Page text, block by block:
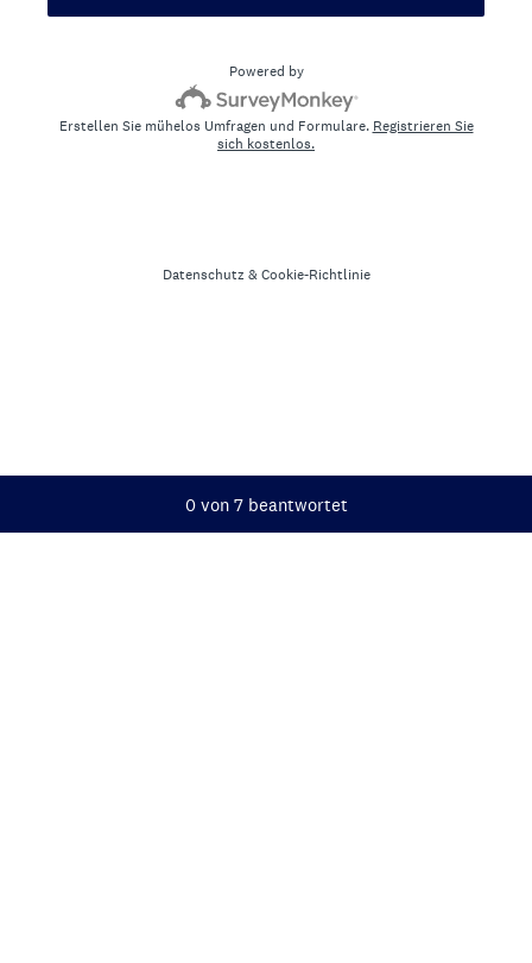
Aktueller Fortschritt,
0 von 7 beantwortet
Powered by
Erstellen Sie mühelos Umfragen und Formulare. Registrieren Sie
sich kostenlos.
Datenschutz & Cookie-Richtlinie